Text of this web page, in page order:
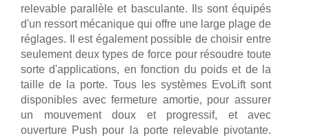
relevable parallèle et basculante. Ils sont équipés
d'un ressort mécanique qui offre une large plage de
réglages. Il est également possible de choisir entre
seulement deux types de force pour résoudre toute
sorte d'applications, en fonction du poids et de la
taille de la porte. Tous les systèmes EvoLift sont
disponibles avec fermeture amortie, pour assurer
un mouvement doux et progressif, et avec
ouverture Push pour la porte relevable pivotante.